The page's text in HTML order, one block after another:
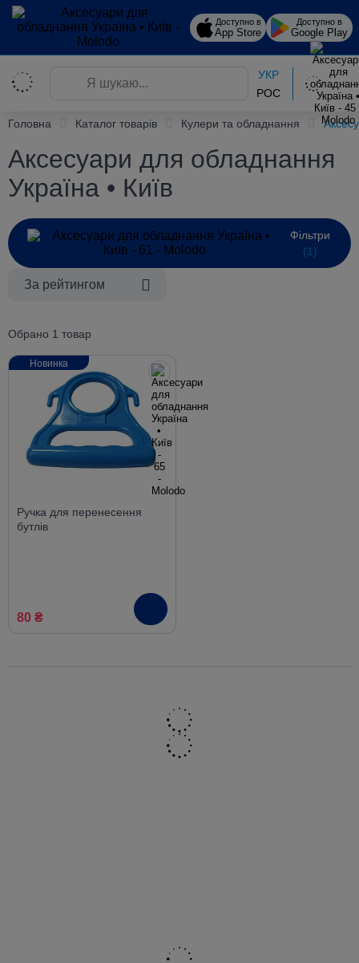
Доступно в
App Store
Доступно в
Google Play
УКР
РОС
Головна Каталог товарів Кулери та обладнання
Аксесуари для обладнання
Україна • Київ
Фільтри
(1)
За рейтингом
Обрано 1 товар
Ручка для перенесення
бутлів
80 ₴
Новинка